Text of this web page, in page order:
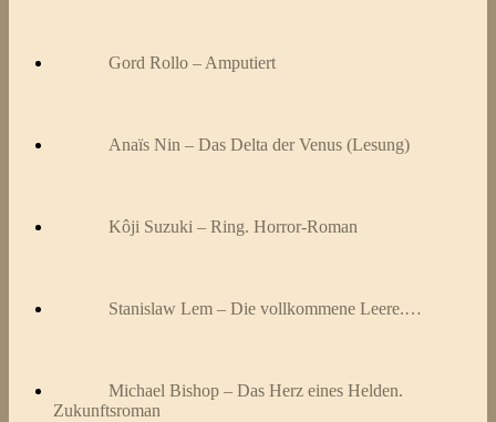
Gord Rollo – Amputiert
Anaïs Nin – Das Delta der Venus (Lesung)
Kôji Suzuki – Ring. Horror-Roman
Stanislaw Lem – Die vollkommene Leere.…
Michael Bishop – Das Herz eines Helden.
Zukunftsroman